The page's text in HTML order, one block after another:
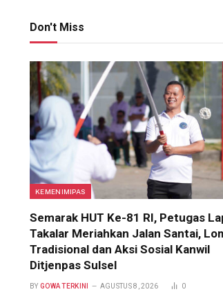
Don't Miss
KEMENIMIPAS
Semarak HUT Ke-81 RI, Petugas
Takalar Meriahkan Jalan Santai,
Tradisional dan Aksi Sosial Kanwil
Ditjenpas Sulsel
BY GOWA TERKINI AGUSTUS 8, 2026 0